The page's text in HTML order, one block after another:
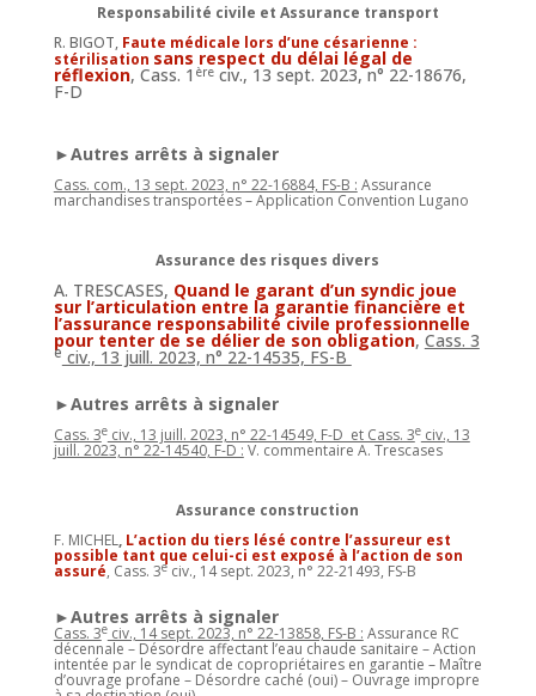
Responsabilité civile et Assurance transport
R. BIGOT, Faute médicale lors d’une césarienne :
stérilisation sans respect du délai légal de
réflexion, Cass. 1 èreciv., 13 sept. 2023, n° 22-18676,
F-D
►Autres arrêts à signaler
Cass. com., 13 sept. 2023, n° 22-16884, FS-B : Assurance
marchandises transportées – Application Convention Lugano
Assurance des risques divers
A. TRESCASES, Quand le garant d’un syndic joue
sur l’articulation entre la garantie financière et
l’assurance responsabilité civile professionnelle
pour tenter de se délier de son obligation, Cass. 3
e civ., 13 juill. 2023, n° 22-14535, FS-B
►Autres arrêts à signaler
Cass. 3eciv., 13 juill. 2023, n° 22-14549, F-D et Cass. 3eciv., 13
juill. 2023, n° 22-14540, F-D : V. commentaire A. Trescases
Assurance construction
F. MICHEL, L’action du tiers lésé contre l’assureur est
possible tant que celui-ci est exposé à l’action de son
assuré, Cass. 3eciv., 14 sept. 2023, n° 22-21493, FS-B
►Autres arrêts à signaler
Cass. 3eciv., 14 sept. 2023, n° 22-13858, FS-B : Assurance RC
décennale – Désordre affectant l’eau chaude sanitaire – Action
intentée par le syndicat de copropriétaires en garantie – Maître
d’ouvrage profane – Désordre caché (oui) – Ouvrage impropre